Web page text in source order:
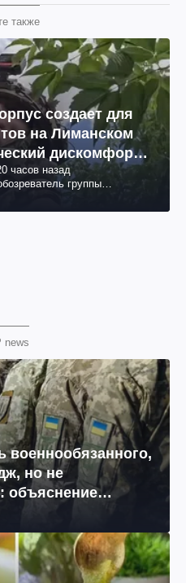
также
создает для
на Лиманском
дискомфорт:
часов назад
группы
news
военнообязанного,
но не
объяснение